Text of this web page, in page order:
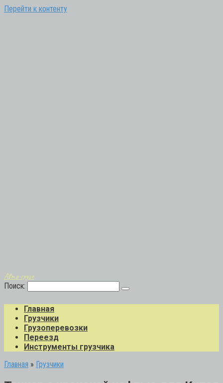
Перейти к контенту
Авто-грузо
Поиск:
Главная
Грузчики
Грузоперевозки
Переезд
Инструменты грузчика
Главная » Грузчики